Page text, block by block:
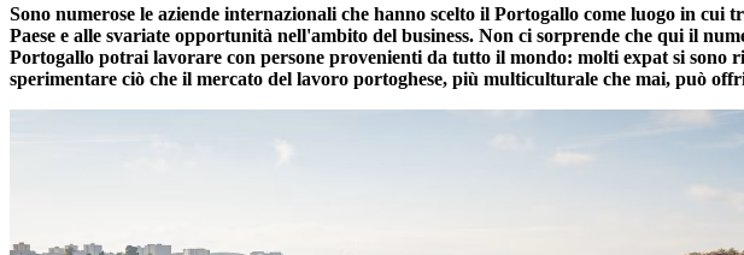
Sono numerose le aziende internazionali che hanno scelto il Portogallo come luogo in
Paese e alle svariate opportunità nell'ambito del business. Non ci sorprende che qui il
Portogallo potrai lavorare con persone provenienti da tutto il mondo: molti expat si
sperimentare ciò che il mercato del lavoro portoghese, più multiculturale che mai, può